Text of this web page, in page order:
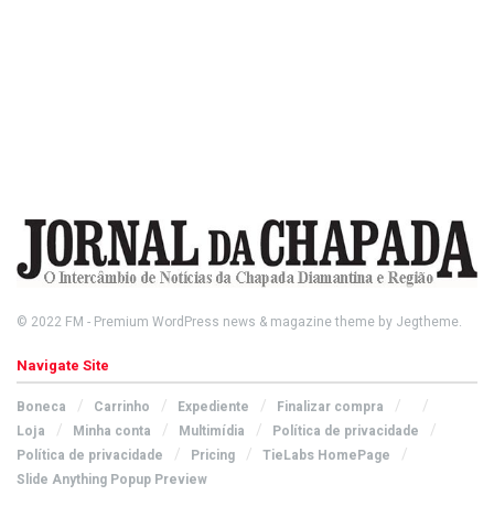
© 2022 FM - Premium WordPress news & magazine theme by Jegtheme.
Navigate Site
Boneca Carrinho Expediente
Finalizar compra
Loja
Minha conta Multimídia
Política de privacidade
Política de privacidade
Pricing
TieLabs HomePage
Slide Anything Popup Preview